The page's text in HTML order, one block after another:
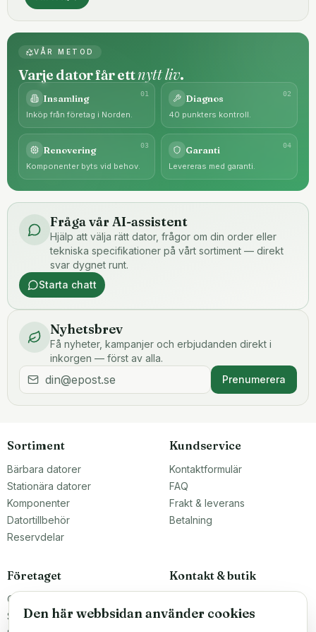
VÅR METOD
Varje dator får ettnytt liv.
01
Insamling
Inköp från företag i Norden.
02
Diagnos
40 punkters kontroll.
03
Renovering
Komponenter byts vid behov.
04
Garanti
Levereras med garanti.
Fråga vår AI-assistent
Hjälp att välja rätt dator, frågor om din order eller
tekniska specifikationer på vårt sortiment — direkt
svar dygnet runt.
Starta chatt
Nyhetsbrev
Få nyheter, kampanjer och erbjudanden direkt i
inkorgen — först av alla.
Prenumerera
Sortiment
Bärbara datorer
Stationära datorer
Komponenter
Datortillbehör
Reservdelar
Kundservice
Kontaktformulär
FAQ
Frakt & leverans
Betalning
Företaget
Om oss
Större inköp?
Kontakt & butik
Malmö, Sverige
Den här webbsidan använder cookies